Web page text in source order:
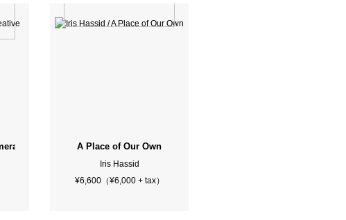
A Place of Our Own
Iris Hassid
¥6,600（¥6,000 + tax）